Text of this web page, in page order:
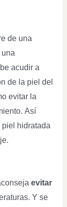
de una
acudir a
de la piel del
evitar la
Así
hidratada
evitar
Y se